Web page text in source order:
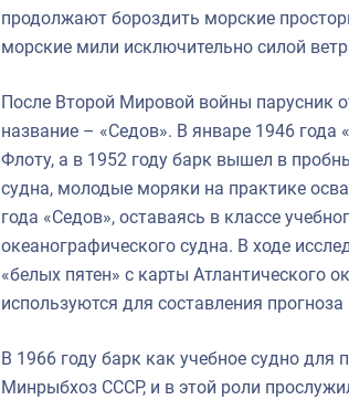
продолжают бороздить морские
морские мили исключительно силой
После Второй Мировой войны парусник
название – «Седов». В январе 1946
Флоту, а в 1952 году барк вышел в
судна, молодые моряки на практике
года «Седов», оставаясь в классе
океанографического судна. В ходе
«белых пятен» с карты Атлантического
используются для составления
В 1966 году барк как учебное судно
Минрыбхоз СССР, и в этой роли